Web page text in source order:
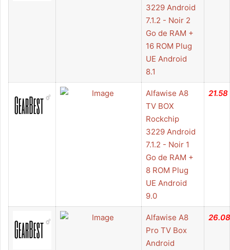
3229 Android
7.1.2 - Noir 2
Go de RAM +
16 ROM Plug
UE Android
8.1
Alfawise A8
TV BOX
Rockchip
3229 Android
7.1.2 - Noir 1
Go de RAM +
8 ROM Plug
UE Android
9.0
21.58
Alfawise A8
Pro TV Box
Android
26.08